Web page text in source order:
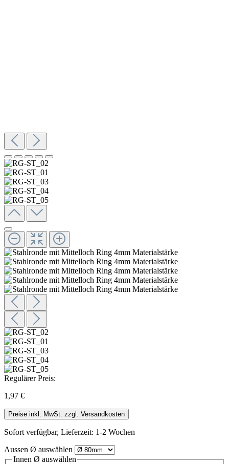
Regulärer Preis:
1,97 €
Preise inkl. MwSt. zzgl. Versandkosten
Sofort verfügbar, Lieferzeit: 1-2 Wochen
Aussen Ø auswählen
Innen Ø auswählen